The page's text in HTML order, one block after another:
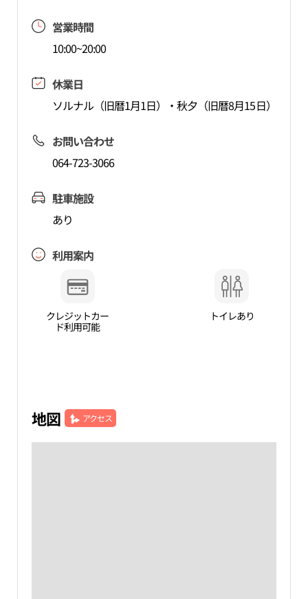
営業時間
10:00~20:00
休業日
ソルナル（旧暦1月1日）・秋夕（旧暦8月15日）
お問い合わせ
064-723-3066
駐車施設
あり
利用案内
クレジットカー
ド利用可能
トイレあり
地図 アクセス